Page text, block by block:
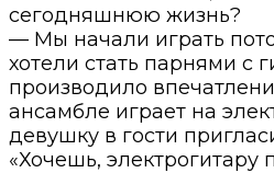
сегодняшнюю жизнь?
— Мы начали играть
хотели стать парнями с
производило
ансамбле играет на
девушку в гости
«Хочешь, электрогитару